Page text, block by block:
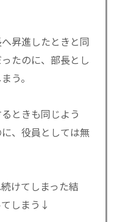
昇進したときと同
たのに、部長とし
う。
ときも同じよう
、役員としては無
けてしまった結
しまう↓